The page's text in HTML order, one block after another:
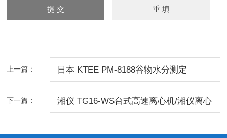
上一篇： 日本 KTEE PM-8188谷物水分测定
下一篇： 湘仪 TG16-WS台式高速离心机/湘仪离心